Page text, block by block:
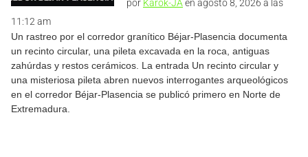
por Karok-JA en agosto 8, 2026 a las
11:12 am
Un rastreo por el corredor granítico Béjar-Plasencia documenta
un recinto circular, una pileta excavada en la roca, antiguas
zahúrdas y restos cerámicos. La entrada Un recinto circular y
una misteriosa pileta abren nuevos interrogantes arqueológicos
en el corredor Béjar-Plasencia se publicó primero en Norte de
Extremadura.